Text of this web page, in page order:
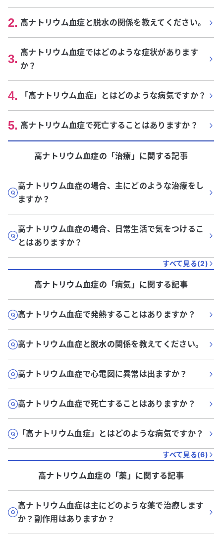
2. 高ナトリウム血症と脱水の関係を教えてください。
3. 高ナトリウム血症ではどのような症状があります
か？
4. 「高ナトリウム血症」とはどのような病気ですか？
5. 高ナトリウム血症で死亡することはありますか？
高ナトリウム血症の「治療 」に関する記事
高ナトリウム血症の場合、主にどのような治療をし
ますか？
高ナトリウム血症の場合、日常生活で気をつけるこ
とはありますか？
すべて見る(2)
高ナトリウム血症の「病気 」に関する記事
高ナトリウム血症で発熱することはありますか？
高ナトリウム血症と脱水の関係を教えてください。
高ナトリウム血症で心電図に異常は出ますか？
高ナトリウム血症で死亡することはありますか？
「高ナトリウム血症」とはどのような病気ですか？
すべて見る(6)
高ナトリウム血症の「薬 」に関する記事
高ナトリウム血症は主にどのような薬で治療します
か？副作用はありますか？